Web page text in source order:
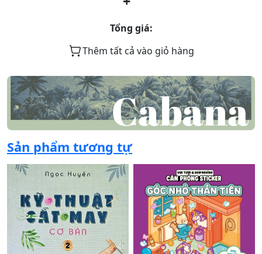
Tổng giá:
Thêm tất cả vào giỏ hàng
Sản phẩm tương tự